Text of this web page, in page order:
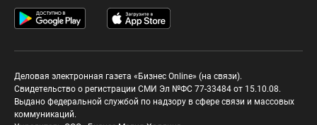
Деловая электронная газета «Бизнес Online» (на связи).
Свидетельство о регистрации СМИ Эл №ФС 77-33484 от 15.10.08.
Выдано федеральной службой по надзору в сфере связи и массовых
коммуникаций.